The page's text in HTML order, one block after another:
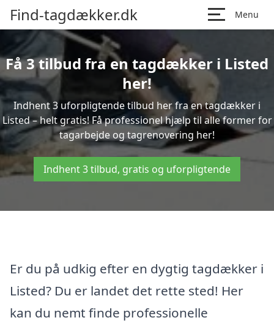
Find-tagdækker.dk Menu
Få 3 tilbud fra en tagdækker i Listed
her!
Indhent 3 uforpligtende tilbud her fra en tagdækker i
Listed – helt gratis! Få professionel hjælp til alle former for
tagarbejde og tagrenovering her!
Indhent 3 tilbud, gratis og uforpligtende
Er du på udkig efter en dygtig tagdækker i
Listed? Du er landet det rette sted! Her
kan du nemt finde professionelle